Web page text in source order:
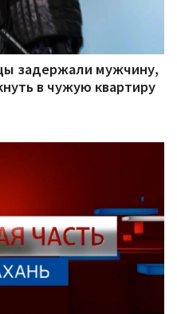
задержали мужчину,
в чужую квартиру